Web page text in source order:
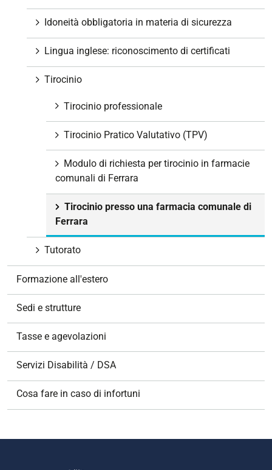
Idoneità obbligatoria in materia di sicurezza
Lingua inglese: riconoscimento di certificati
Tirocinio
Tirocinio professionale
Tirocinio Pratico Valutativo (TPV)
Modulo di richiesta per tirocinio in farmacie
comunali di Ferrara
Tirocinio presso una farmacia comunale di
Ferrara
Tutorato
Formazione all'estero
Sedi e strutture
Tasse e agevolazioni
Servizi Disabilità / DSA
Cosa fare in caso di infortuni